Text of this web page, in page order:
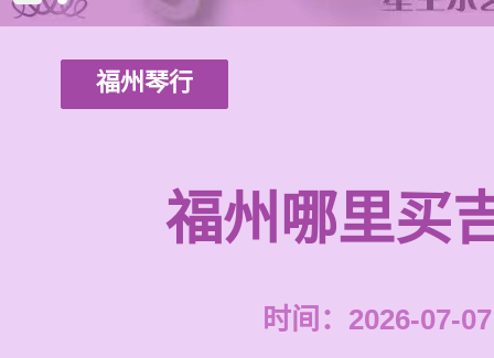
福州琴行
福州哪里买
时间：2026-07-